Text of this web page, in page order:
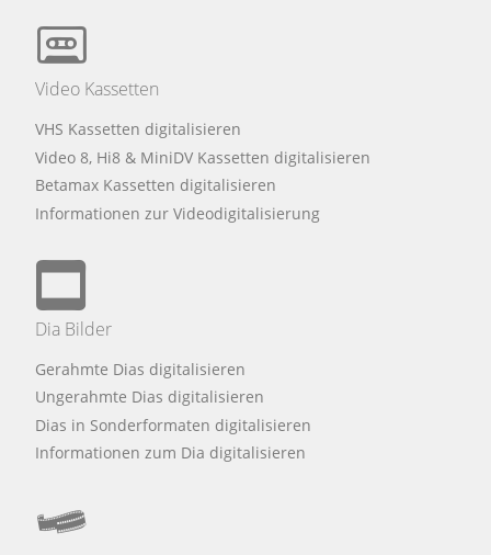
Video Kassetten
VHS Kassetten digitalisieren
Video 8, Hi8 & MiniDV Kassetten digitalisieren
Betamax Kassetten digitalisieren
Informationen zur Videodigitalisierung
Dia Bilder
Gerahmte Dias digitalisieren
Ungerahmte Dias digitalisieren
Dias in Sonderformaten digitalisieren
Informationen zum Dia digitalisieren